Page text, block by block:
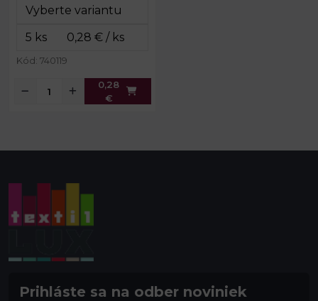
Kód: 740119
0,28
€
Prihláste sa na odber noviniek